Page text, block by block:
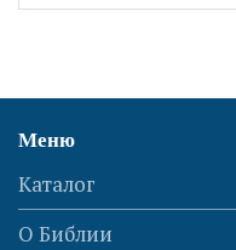
Меню
Каталог
О Библии